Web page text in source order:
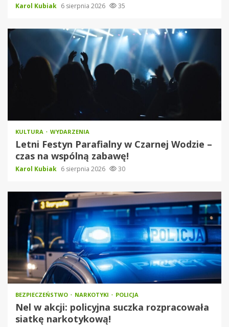
Karol Kubiak 6 sierpnia 2026 35
KULTURA WYDARZENIA
Letni Festyn Parafialny w Czarnej Wodzie –
czas na wspólną zabawę!
Karol Kubiak 6 sierpnia 2026 30
BEZPIECZEŃSTWO NARKOTYKI POLICJA
Nel w akcji: policyjna suczka rozpracowała
siatkę narkotykową!